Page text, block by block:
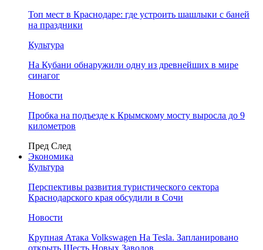
Топ мест в Краснодаре: где устроить шашлыки с баней
на праздники
Культура
На Кубани обнаружили одну из древнейших в мире
синагог
Новости
Пробка на подъезде к Крымскому мосту выросла до 9
километров
Пред След
Экономика
Культура
Перспективы развития туристического сектора
Краснодарского края обсудили в Сочи
Новости
Крупная Атака Volkswagen На Tesla. Запланировано
открыть Шесть Новых Заводов